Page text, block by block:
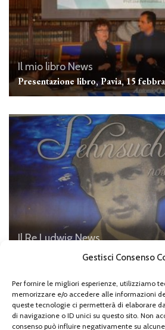
Gestisci Consenso
Per fornire le migliori esperienze, utilizziamo
memorizzare e/o accedere alle informazioni
queste tecnologie ci permetterà di elaborare
di navigazione o ID unici su questo sito. Non
consenso può influire negativamente su
Il mio libroNews
Presentazione libro, Pavia, 15
Il Re LudwigNews
Le commemorazioni per il